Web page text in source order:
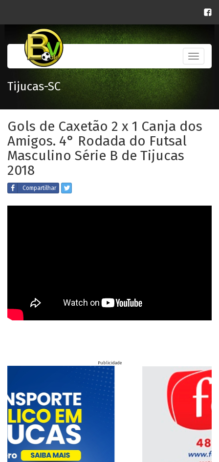
Toggle
Tijucas-SC
Gols de Caxetão 2 x 1 Canja dos
Amigos. 4° Rodada do Futsal
Masculino Série B de Tijucas
2018
Compartilhar
Publicidade